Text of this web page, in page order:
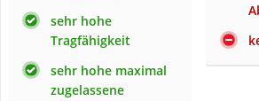
sehr hohe
Tragfähigkeit
sehr hohe maximal
zugelassene